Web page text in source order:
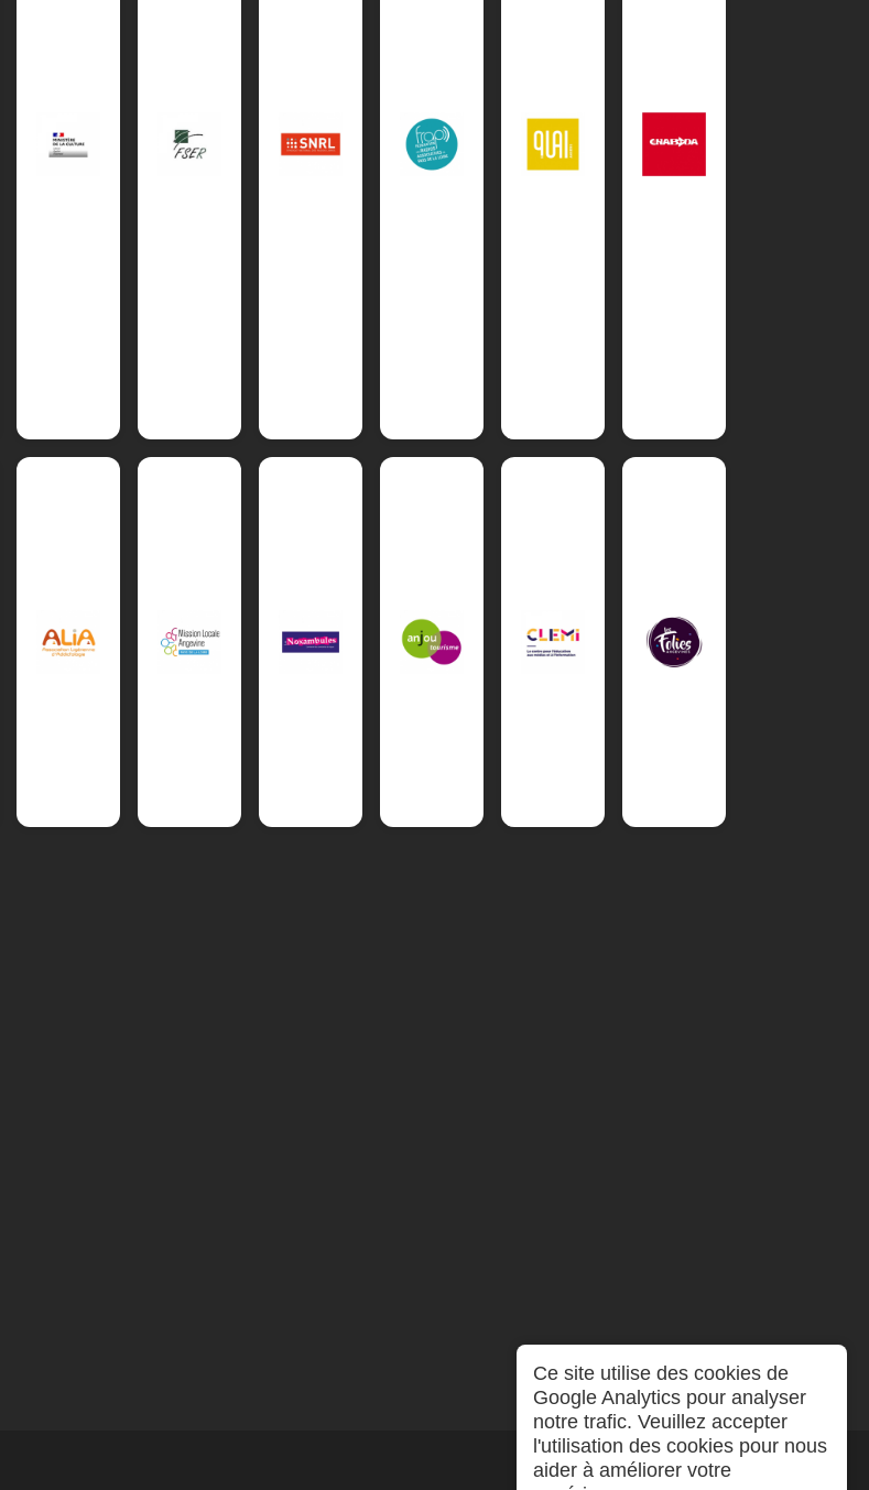
Ce site utilise des cookies de
Google Analytics pour analyser
notre trafic. Veuillez accepter
l'utilisation des cookies pour nous
aider à améliorer votre